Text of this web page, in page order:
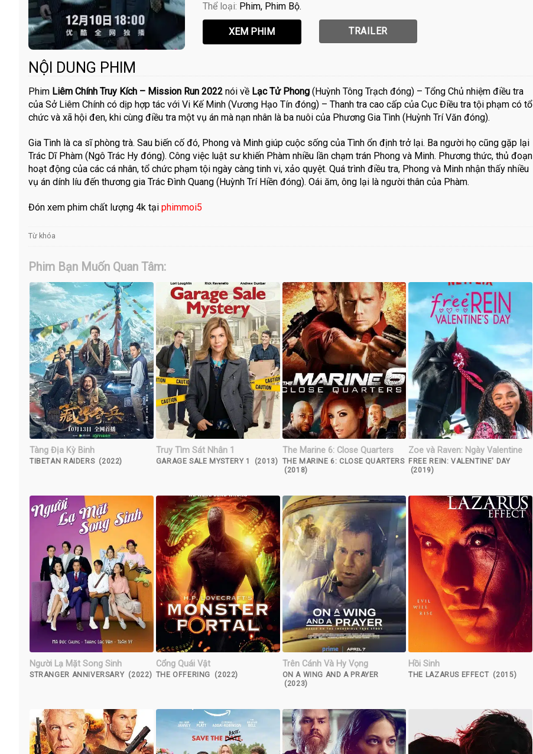
Thể loại: Phim Phim Bộ
TRAILER
NỘI DUNG PHIM
Phim Liêm Chính Truy Kích – Mission Run 2022 nói về Lạc Tử Phong (Huỳnh Tông Trạch đóng) – Tổng Chủ nhiệm điều tra
của Sở Liêm Chính có dịp hợp tác với Vi Kế Minh (Vương Hạo Tín đóng) – Thanh tra cao cấp của Cục Điều tra tội phạm có tổ
chức và xã hội đen, khi cùng điều tra một vụ án mà nạn nhân là ba nuôi của Phương Gia Tình (Huỳnh Trí Văn đóng).
Gia Tình là ca sĩ phòng trà. Sau biến cố đó, Phong và Minh giúp cuộc sống của Tình ổn định trở lại. Ba người họ cũng gặp lại
Trác Dĩ Phàm (Ngô Trác Hy đóng). Công việc luật sư khiến Phàm nhiều lần chạm trán Phong và Minh. Phương thức, thủ đoạn
hoạt động của các cá nhân, tổ chức phạm tội ngày càng tinh vi, xảo quyệt. Quá trình điều tra, Phong và Minh nhận thấy nhiều
vụ án dính líu đến thương gia Trác Đình Quang (Huỳnh Trí Hiền đóng). Oái ăm, ông lại là người thân của Phàm.
Đón xem phim chất lượng 4k tại phimmoi5
Từ khóa
Phim Bạn Muốn Quan Tâm:
Tàng Địa Kỳ Binh
TIBETAN RAIDERS (2022)
Truy Tìm Sát Nhân 1
GARAGE SALE MYSTERY 1 (2013)
The Marine 6: Close Quarters
THE MARINE 6: CLOSE QUARTERS
(2018)
Zoe và Raven: Ngày Valentine
FREE REIN: VALENTINE' DAY
(2019)
Người Lạ Mặt Song Sinh
STRANGER ANNIVERSARY (2022)
Cổng Quái Vật
THE OFFERING (2022)
Trên Cánh Và Hy Vọng
ON A WING AND A PRAYER
(2023)
Hồi Sinh
THE LAZARUS EFFECT (2015)